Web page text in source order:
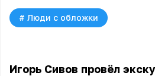
# Люди с обложки
Игорь Сивов провёл